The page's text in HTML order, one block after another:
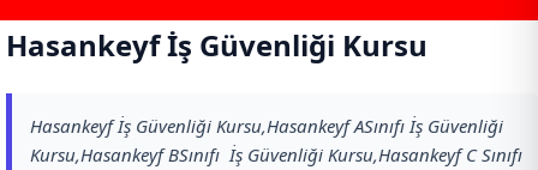
Hasankeyf İş Güvenliği Kursu
Hasankeyf İş Güvenliği Kursu,Hasankeyf ASınıfı İş Güvenliği
Kursu,Hasankeyf BSınıfı İş Güvenliği Kursu,Hasankeyf C Sınıfı